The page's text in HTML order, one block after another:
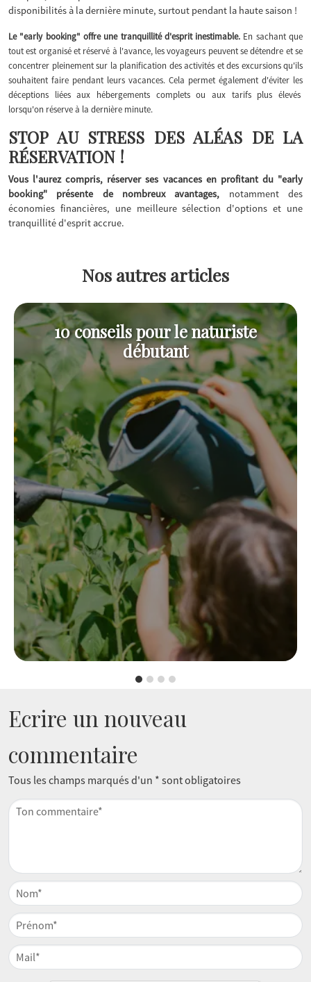
disponibilités à la dernière minute, surtout pendant la haute saison !
Le "early booking" offre une tranquillité d'esprit inestimable. En sachant que
tout est organisé et réservé à l'avance, les voyageurs peuvent se détendre et se
concentrer pleinement sur la planification des activités et des excursions qu'ils
souhaitent faire pendant leurs vacances. Cela permet également d'éviter les
déceptions liées aux hébergements complets ou aux tarifs plus élevés
lorsqu'on réserve à la dernière minute.
STOP AU STRESS DES ALÉAS DE LA
RÉSERVATION !
Vous l'aurez compris, réserver ses vacances en profitant du "early
booking" présente de nombreux avantages, notamment des
économies financières, une meilleure sélection d'options et une
tranquillité d'esprit accrue.
Nos autres articles
10 conseils pour le naturiste
débutant
Ecrire un nouveau
commentaire
Tous les champs marqués d'un * sont obligatoires